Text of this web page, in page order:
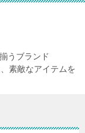
うブランド
素敵なアイテムを